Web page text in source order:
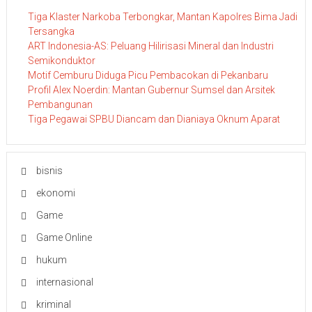
Tiga Klaster Narkoba Terbongkar, Mantan Kapolres Bima Jadi
Tersangka
ART Indonesia-AS: Peluang Hilirisasi Mineral dan Industri
Semikonduktor
Motif Cemburu Diduga Picu Pembacokan di Pekanbaru
Profil Alex Noerdin: Mantan Gubernur Sumsel dan Arsitek
Pembangunan
Tiga Pegawai SPBU Diancam dan Dianiaya Oknum Aparat
bisnis
ekonomi
Game
Game Online
hukum
internasional
kriminal